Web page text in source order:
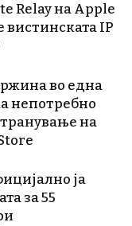
Relay на Apple
вистинската IP
во една
непотребно
на
ја
за 55